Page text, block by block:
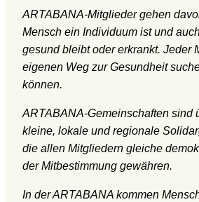
ARTABANA-Mitglieder gehen
Mensch ein Individuum ist und
gesund bleibt oder erkrankt. Jeder
eigenen Weg zur Gesundheit
können.
ARTABANA-Gemeinschaften sind
kleine, lokale und regionale
die allen Mitgliedern gleiche
der Mitbestimmung gewähren.
In der ARTABANA kommen